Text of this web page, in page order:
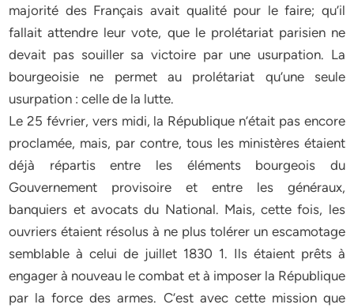
majorité des Français avait qualité pour le faire; qu’il
fallait attendre leur vote, que le prolétariat parisien ne
devait pas souiller sa victoire par une usurpation. La
bourgeoisie ne permet au prolétariat qu’une seule
usurpation : celle de la lutte.
Le 25 février, vers midi, la République n’était pas encore
proclamée, mais, par contre, tous les ministères étaient
déjà répartis entre les éléments bourgeois du
Gouvernement provisoire et entre les généraux,
banquiers et avocats du National. Mais, cette fois, les
ouvriers étaient résolus à ne plus tolérer un escamotage
semblable à celui de juillet 1830 1. Ils étaient prêts à
engager à nouveau le combat et à imposer la République
par la force des armes. C’est avec cette mission que